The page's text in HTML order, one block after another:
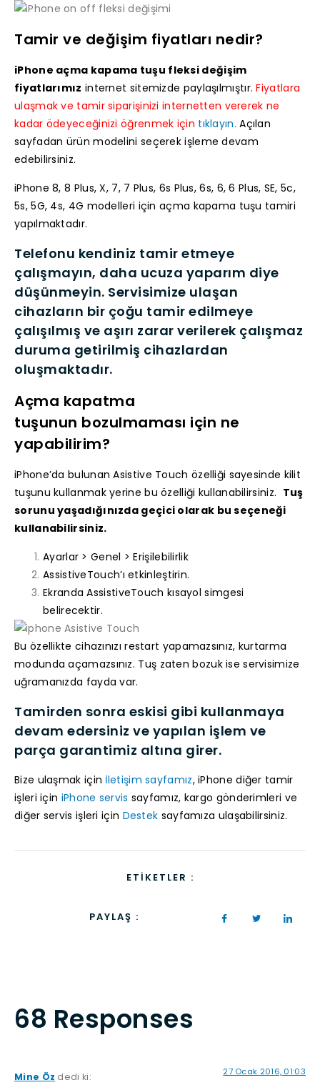
Tamir ve değişim fiyatları nedir?
iPhone açma kapama tuşu fleksi değişim
fiyatlarımız internet sitemizde paylaşılmıştır.Fiyatlara
ulaşmak ve tamir siparişinizi internetten vererek ne
kadar ödeyeceğinizi öğrenmek için tıklayın. Açılan
sayfadan ürün modelini seçerek işleme devam
edebilirsiniz.
iPhone 8, 8 Plus, X, 7, 7 Plus, 6s Plus, 6s, 6, 6 Plus, SE, 5c,
5s, 5G, 4s, 4G modelleri için açma kapama tuşu tamiri
yapılmaktadır.
Telefonu kendiniz tamir etmeye
çalışmayın, daha ucuza yaparım diye
düşünmeyin. Servisimize ulaşan
cihazların bir çoğu tamir edilmeye
çalışılmış ve aşırı zarar verilerek çalışmaz
duruma getirilmiş cihazlardan
oluşmaktadır.
Açma kapatma
tuşunun bozulmaması için ne
yapabilirim?
iPhone’da bulunan Asistive Touch özelliği sayesinde kilit
tuşunu kullanmak yerine bu özelliği kullanabilirsiniz. Tuş
sorunu yaşadığınızda geçici olarak bu seçeneği
kullanabilirsiniz.
Ayarlar > Genel > Erişilebilirlik
AssistiveTouch’ı etkinleştirin.
Ekranda AssistiveTouch kısayol simgesi
belirecektir.
Bu özellikte cihazınızı restart yapamazsınız, kurtarma
modunda açamazsınız. Tuş zaten bozuk ise servisimize
uğramanızda fayda var.
Tamirden sonra eskisi gibi kullanmaya
devam edersiniz ve yapılan işlem ve
parça garantimiz altına girer.
Bize ulaşmak için İletişim sayfamız, iPhone diğer tamir
işleri için iPhone servis sayfamız, kargo gönderimleri ve
diğer servis işleri için Destek sayfamıza ulaşabilirsiniz.
ETIKETLER :
PAYLAŞ :
68 Responses
Mine Öz dedi ki: 27 Ocak 2016, 01:03